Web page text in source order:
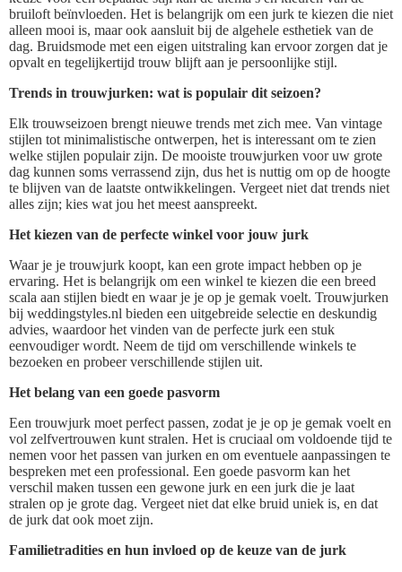
bruiloft beïnvloeden. Het is belangrijk om een jurk te kiezen die niet
alleen mooi is, maar ook aansluit bij de algehele esthetiek van de
dag. Bruidsmode met een eigen uitstraling kan ervoor zorgen dat je
opvalt en tegelijkertijd trouw blijft aan je persoonlijke stijl.
Trends in trouwjurken: wat is populair dit seizoen?
Elk trouwseizoen brengt nieuwe trends met zich mee. Van vintage
stijlen tot minimalistische ontwerpen, het is interessant om te zien
welke stijlen populair zijn. De mooiste trouwjurken voor uw grote
dag kunnen soms verrassend zijn, dus het is nuttig om op de hoogte
te blijven van de laatste ontwikkelingen. Vergeet niet dat trends niet
alles zijn; kies wat jou het meest aanspreekt.
Het kiezen van de perfecte winkel voor jouw jurk
Waar je je trouwjurk koopt, kan een grote impact hebben op je
ervaring. Het is belangrijk om een winkel te kiezen die een breed
scala aan stijlen biedt en waar je je op je gemak voelt. Trouwjurken
bij weddingstyles.nl bieden een uitgebreide selectie en deskundig
advies, waardoor het vinden van de perfecte jurk een stuk
eenvoudiger wordt. Neem de tijd om verschillende winkels te
bezoeken en probeer verschillende stijlen uit.
Het belang van een goede pasvorm
Een trouwjurk moet perfect passen, zodat je je op je gemak voelt en
vol zelfvertrouwen kunt stralen. Het is cruciaal om voldoende tijd te
nemen voor het passen van jurken en om eventuele aanpassingen te
bespreken met een professional. Een goede pasvorm kan het
verschil maken tussen een gewone jurk en een jurk die je laat
stralen op je grote dag. Vergeet niet dat elke bruid uniek is, en dat
de jurk dat ook moet zijn.
Familietradities en hun invloed op de keuze van de jurk